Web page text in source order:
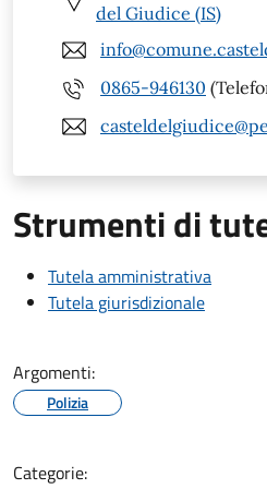
del Giudice (IS)
0865-946130
Strumenti di
Tutela amministrativa
Tutela giurisdizionale
Argomenti:
Polizia
Categorie: